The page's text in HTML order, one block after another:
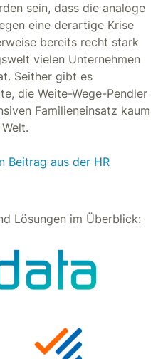
sein, dass die analoge
eine derartige Krise
bereits recht stark
vielen Unternehmen
Seither gibt es
die Weite-Wege-Pendler
Familieneinsatz kaum
Beitrag aus der HR
Lösungen im Überblick: